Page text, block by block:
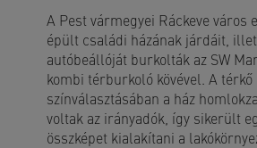
A Pest vármegyei Ráckeve város
épült családi házának járdáit,
autóbeállóját burkolták az SW
kombi térburkoló kövével. A térkő
színválasztásában a ház
voltak az irányadók, így sikerült
összképet kialakítani a